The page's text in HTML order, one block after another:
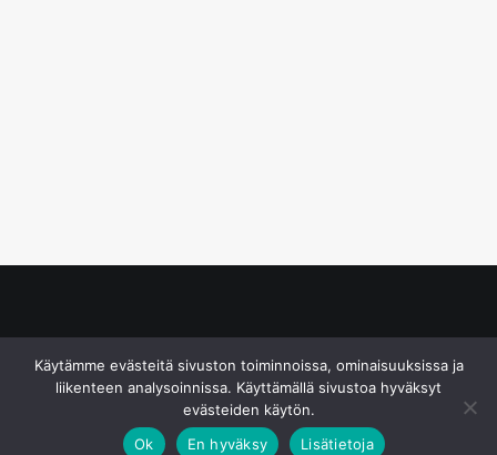
Käytämme evästeitä sivuston toiminnoissa, ominaisuuksissa ja
liikenteen analysoinnissa. Käyttämällä sivustoa hyväksyt
evästeiden käytön.
Ok
En hyväksy Lisätietoja